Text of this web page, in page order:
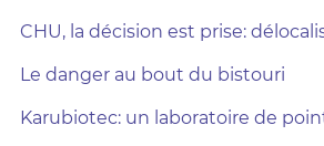
CHU, la décision est prise:
Le danger au bout du bistouri
Karubiotec: un laboratoire de